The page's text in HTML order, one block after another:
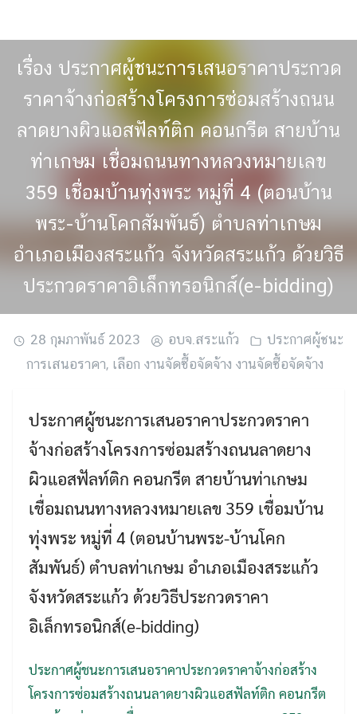
content
Search
Search
เรื่อง ประกาศผู้ชนะการเสนอราคาประกวด
ราคาจ้างก่อสร้างโครงการซ่อมสร้างถนน
ลาดยางผิวแอสฟัลท์ติก คอนกรีต สายบ้าน
ท่าเกษม เชื่อมถนนทางหลวงหมายเลข
359 เชื่อมบ้านทุ่งพระ หมู่ที่ 4 (ตอนบ้าน
พระ-บ้านโคกสัมพันธ์) ตำบลท่าเกษม
อำเภอเมืองสระแก้ว จังหวัดสระแก้ว ด้วยวิธี
ประกวดราคาอิเล็กทรอนิกส์(e-bidding)
28 กุมภาพันธ์ 2023 อบจ.สระแก้ว
ประกาศผู้ชนะ
การเสนอราคา, เลือก งานจัดซื้อจัดจ้าง งานจัดซื้อจัดจ้าง
ประกาศผู้ชนะการเสนอราคาประกวดราคา
จ้างก่อสร้างโครงการซ่อมสร้างถนนลาดยาง
ผิวแอสฟัลท์ติก คอนกรีต สายบ้านท่าเกษม
เชื่อมถนนทางหลวงหมายเลข 359 เชื่อมบ้าน
ทุ่งพระ หมู่ที่ 4 (ตอนบ้านพระ-บ้านโคก
สัมพันธ์) ตำบลท่าเกษม อำเภอเมืองสระแก้ว
จังหวัดสระแก้ว ด้วยวิธีประกวดราคา
อิเล็กทรอนิกส์(e-bidding)
ประกาศผู้ชนะการเสนอราคาประกวดราคาจ้างก่อสร้าง
โครงการซ่อมสร้างถนนลาดยางผิวแอสฟัลท์ติก คอนกรีต